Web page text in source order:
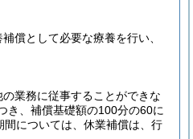
償として必要な療養を行い、
業務に従事することができな
き、補償基礎額の100分の60に
については、休業補償は、行